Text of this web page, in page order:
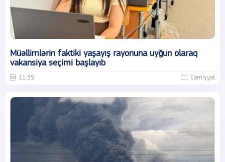
Müəllimlərin faktiki yaşayış rayonuna uyğun olaraq
vakansiya seçimi başlayıb
11:35 Cəmiyyət